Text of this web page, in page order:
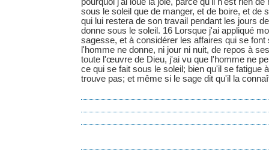
pourquoi j'ai loué la joie, parce qu'il n'est rien
sous le soleil que de manger, et de boire, et de
qui lui restera de son travail pendant les jours
donne sous le soleil. 16 Lorsque j'ai appliqué
sagesse, et à considérer les affaires qui se font
l'homme ne donne, ni jour ni nuit, de repos à
toute l'œuvre de Dieu, j'ai vu que l'homme ne
ce qui se fait sous le soleil; bien qu'il se fatigue
trouve pas; et même si le sage dit qu'il la